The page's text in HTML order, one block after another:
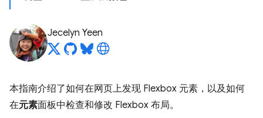
Jecelyn Yeen
本指南介绍了如何在网页上发现 Flexbox 元素，以及如何
在元素面板中检查和修改 Flexbox 布局。